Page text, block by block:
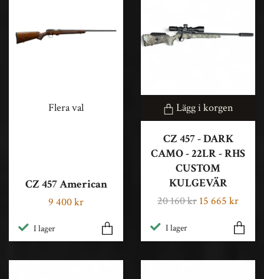
Flera val
CZ 457 American
9 400 kr
I lager
Lägg i korgen
CZ 457 - DARK
CAMO - 22LR - RHS
CUSTOM
KULGEVÄR
20 160 kr 15 665 kr
I lager